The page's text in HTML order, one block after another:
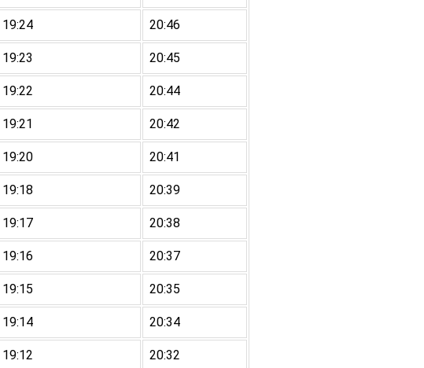
19:24 20:46
19:23 20:45
19:22 20:44
19:21 20:42
19:20 20:41
19:18 20:39
19:17 20:38
19:16 20:37
19:15 20:35
19:14 20:34
19:12 20:32